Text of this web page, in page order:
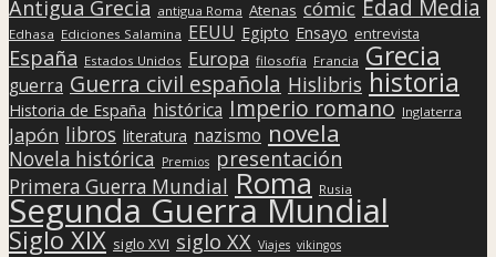
Antigua Grecia antigua Roma Atenas cómic Edad Media
Edhasa Ediciones Salamina EEUU Egipto Ensayo entrevista
España Estados Unidos Europa filosofía Francia Grecia
guerra Guerra civil española Hislibris historia
Historia de España histórica Imperio romano Inglaterra
Japón libros literatura nazismo novela
Novela histórica Premios presentación
Primera Guerra Mundial Roma Rusia
Segunda Guerra Mundial
Siglo XIX siglo XVI siglo XX Viajes vikingos